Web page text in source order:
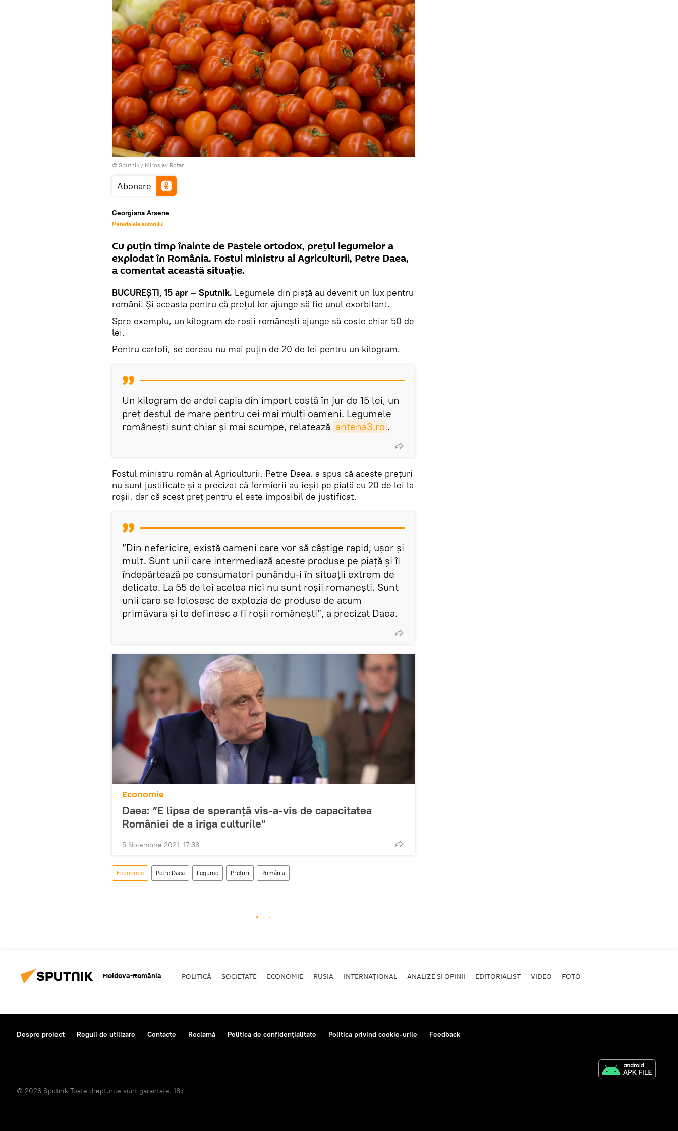
© Sputnik / Miroslav Rotari
Abonare
Georgiana Arsene
Materialele autorului
Cu puțin timp înainte de Paștele ortodox, prețul legumelor a
explodat în România. Fostul ministru al Agriculturii, Petre Daea,
a comentat această situație.
BUCUREȘTI, 15 apr – Sputnik. Legumele din piață au devenit un lux pentru
români. Și aceasta pentru că prețul lor ajunge să fie unul exorbitant.
Spre exemplu, un kilogram de roșii românești ajunge să coste chiar 50 de
lei.
Pentru cartofi, se cereau nu mai puțin de 20 de lei pentru un kilogram.
Un kilogram de ardei capia din import costă în jur de 15 lei, un
preț destul de mare pentru cei mai mulți oameni. Legumele
românești sunt chiar și mai scumpe, relatează antena3.ro .
Fostul ministru român al Agriculturii, Petre Daea, a spus că aceste prețuri
nu sunt justificate și a precizat că fermierii au ieșit pe piață cu 20 de lei la
roșii, dar că acest preţ pentru el este imposibil de justificat.
”Din nefericire, există oameni care vor să câștige rapid, ușor şi
mult. Sunt unii care intermediază aceste produse pe piaţă şi îi
îndepărtează pe consumatori punându-i în situaţii extrem de
delicate. La 55 de lei acelea nici nu sunt roșii romanești. Sunt
unii care se folosesc de explozia de produse de acum
primăvara şi le definesc a fi roșii românești”, a precizat Daea.
Economie
Daea: ”E lipsa de speranță vis-a-vis de capacitatea
României de a iriga culturile”
5 Noiembrie 2021, 17:38
Economie Petre Daea Legume Prețuri România
Moldova-România POLITICĂ SOCIETATE ECONOMIE RUSIA INTERNAŢIONAL ANALIZE ȘI OPINII EDITORIALIST VIDEO FOTO
Despre proiect Reguli de utilizare Contacte Reclamă Politica de confidențialitate Politica privind cookie-urile Feedback
© 2026 Sputnik Toate drepturile sunt garantate. 18+